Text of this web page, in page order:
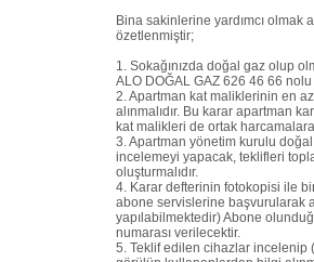
Bina sakinlerine yardımcı olmak
özetlenmiştir;
1. Sokağınızda doğal gaz olup
ALO DOĞAL GAZ 626 46 66
2. Apartman kat maliklerinin en
alınmalıdır. Bu karar apartman
kat malikleri de ortak
3. Apartman yönetim kurulu
incelemeyi yapacak, teklifleri
oluşturmalıdır.
4. Karar defterinin fotokopisi ile
abone servislerine başvurularak
yapılabilmektedir) Abone
numarası verilecektir.
5. Teklif edilen cihazlar incelenip